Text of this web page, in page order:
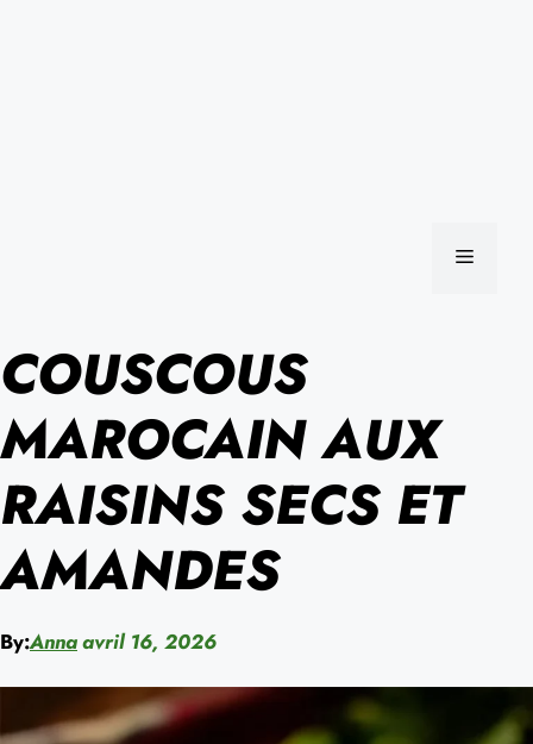
MENU
COUSCOUS
MAROCAIN AUX
RAISINS SECS ET
AMANDES
By:Annaavril 16, 2026